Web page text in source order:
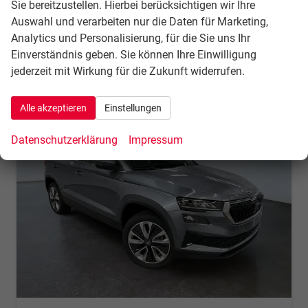
incl. 21% MwSt.
Verbrauch kombiniert:6,10 l/100km
CO2-Klasse: E
2-Emissionen: 138,00 g/km
Sie bereitzustellen. Hierbei berücksichtigen wir Ihre
Auswahl und verarbeiten nur die Daten für Marketing,
Analytics und Personalisierung, für die Sie uns Ihr
Einverständnis geben. Sie können Ihre Einwilligung
jederzeit mit Wirkung für die Zukunft widerrufen.
Alle akzeptieren Einstellungen
Datenschutzerklärung Impressum